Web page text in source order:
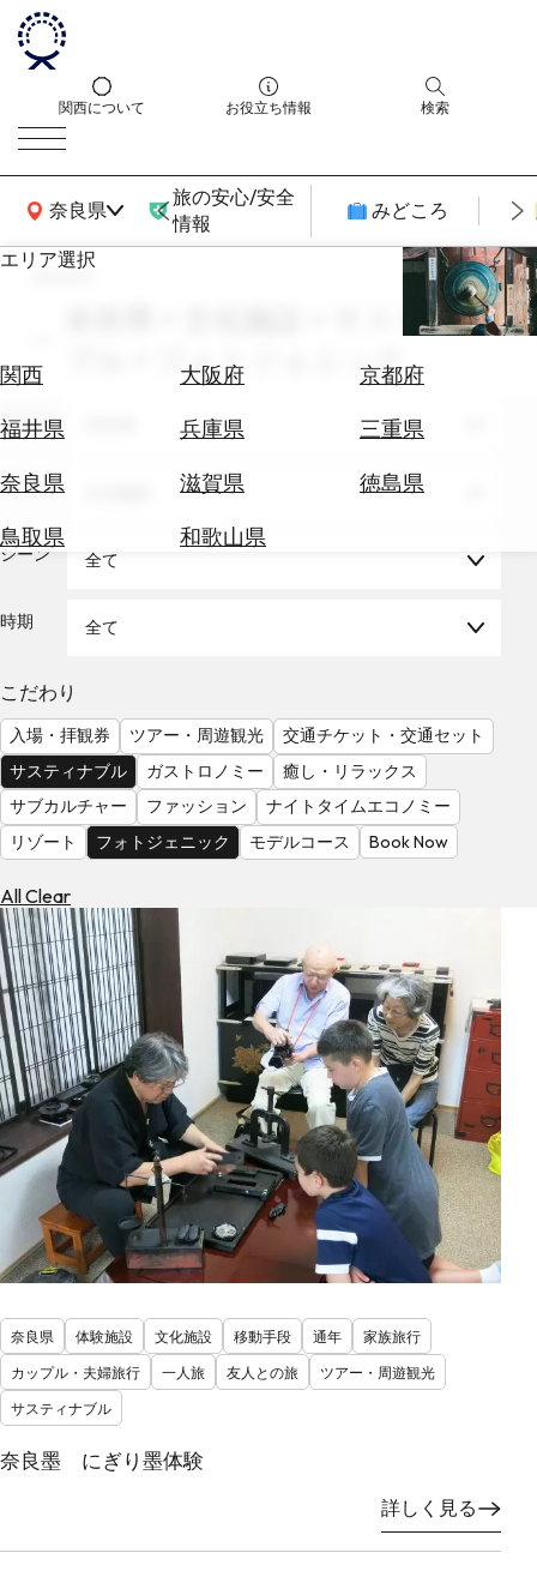
関西について お役立ち情報 検索
奈良県
関西広域MAP
旅の安心/安全
情報
みどころ
エリア選択
関西 大阪府
京都府
福井県
兵庫県
三重県
奈良県
滋賀県
徳島県
鳥取県
和歌山県
エ
券
テ
を
る
気
を
見
る
search
奈良県 × 文化施設 × サスティナ
ブル × フォトジェニック
エリア
テーマ
シーン 全て
時期 全て
こだわり
入場・拝観券 ツアー・周遊観光
交通チケット・交通セット
サスティナブル
ガストロノミー
癒し・リラックス
サブカルチャー
ファッション
ナイトタイムエコノミー
リゾート
フォトジェニック モデルコース Book Now
All Clear
奈良県 体験施設 文化施設 移動手段 通年
家族旅行
カップル・夫婦旅行
一人旅 友人との旅
ツアー・周遊観光
サスティナブル
奈良墨 にぎり墨体験
詳しく見る